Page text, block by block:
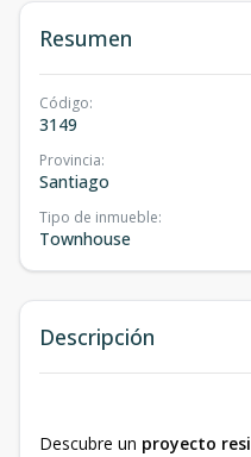
Resumen
Código:
3149
Provincia:
Santiago
Tipo de inmueble:
Townhouse
Descripción
Descubre un proyecto